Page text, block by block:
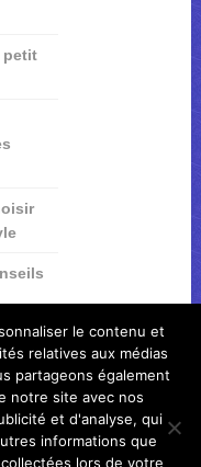
petit
le contenu et
relatives aux médias
partageons également
notre site avec nos
et d'analyse, qui
informations que
lors de votre